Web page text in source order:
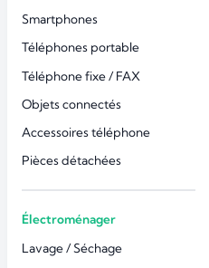
Smartphones
Téléphones portable
Téléphone fixe / FAX
Objets connectés
Accessoires téléphone
Pièces détachées
Électroménager
Lavage / Séchage